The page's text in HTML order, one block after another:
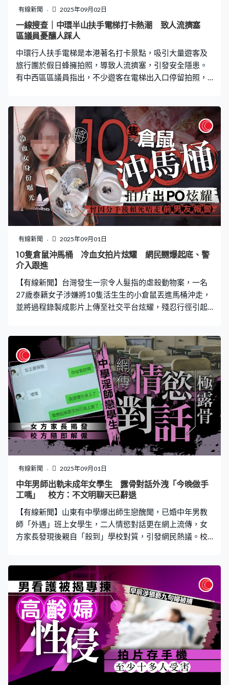
麼，雖然動作不太標準，但當你看到有人這樣，你必須立
即上前幫忙」、「為什麼你們在做這樣的事情時不呼
吸」。 有人反而關注身後的白人女子，目擊事件後卻未有
狂！她
有線新聞 2025年09月02日
一線搜查｜中環半山扶手電梯打卡熱潮 致人流擠塞
區議員憂釀人踩人
中環行人扶手電梯是本港著名打卡景點，吸引大量遊客及
旅行團於假日蜂擁拍照，導致人流擠塞，引發安全隱患。
有中西區區議員指出，不少遊客在電梯出入口停留拍照，
議員反映廣播成效有限，呼籲優化指示及增設普通話廣播
以提升安全。 打卡熱潮致電梯擁擠 市民反映兩極 中環行
人扶手電梯因其電影場景及明星效應，近年在內地社交平
台小紅書被熱烈推介，甚至形容是香港必去打卡的項目，
吸引大量遊客專程前來拍照留念。市民任先生表示：「有
時有啲旅行團會比較多，就會一堆人企喺度影相，即係一
出扶手電梯就堆晒喺度。」不過，另一名市民則認為假日
情況尚可接受，「星期六、日唔算太大問題，唔算擠
迫。」 《一線搜查》記者實地觀察，發現電梯近大館的出
入口為熱門拍照點，不少遊客聚集打卡，甚至有人攜同腳
架拍團體照，導致人流停滯。有旅客指出：「這裡有些擁
擠，可能會造成一些危險，因為在這些路口，人們可能會
在這裡停留並拍照，這可能會對其他人造成傷害。」 區議
訴，指遊客聚集拍照不僅影響電梯運作，亦增加意外風
有線新聞 2025年09月01日
10隻倉鼠沖馬桶 冷血女拍片炫耀 網民嬲爆起底、警
介入跟進
【有線新聞】台灣發生一宗令人髮指的虐殺動物案，一名
27歲泰籍女子涉嫌將10隻活生生的小倉鼠丟進馬桶沖走，
並將過程錄製成影片上傳至社交平台炫耀，殘忍行徑引起
保處已介入，並將依法函送地檢署偵辦。 虐鼠過程曝光
冷血女拍片出PO炫耀 涉事的女子日前在其社交平台IG上傳
影片，可見她將10隻活生生的小倉鼠分批倒進馬桶，無視
牠們在水中掙扎，狠心按下沖水鍵，十隻小生命先後被水
流沖走。最令人髮指的是，女子對自己虐殺行為並無絲毫
內疚，反而發文炫耀。 有網民不值其行徑，將影片轉發至
Threads，並指看到這些限動畫面真的非常痛心，已經通報
動保協會跟進。網民又提供線索指出涉事女子為泰籍人
士，疑似在台中從事八大行業，呼籲網民協助尋出兇手。
消息傳開後，網民群情激憤，紛紛留言譴責：「這種人真
的會遭報應」、「她是不是有病？我要哭，牠還在掙扎就
被沖下去了」、「有養倉鼠的真的看不下去！」 事件曝光
後，涉事女子已關閉IG帳號，網友轉而找到她的抖音帳
把自己沖下去？」 警方介
有線新聞 2025年09月01日
中年男師出軌未成年女學生 露骨對話外洩「今晚做手
工嗎」 校方：不文明聊天已辭退
【有線新聞】山東有中學爆出師生戀醜聞，已婚中年男教
師「外遇」班上女學生，二人情慾對話更在網上流傳，女
方家長發現後親自「殺到」學校對質，引發網民熱議。校
第二中學劉姓男教師疑似出軌17歲女生，網上流傳兩人微
信對話含有大量性暗示及露骨表述，亦揭露兩人多次發生
性關係，甚至在聊天中回味「激情時刻」。女方曾問男方
「是不是提前洗了？」，男教師則反問「會不會太大
了？」、「今晚要做手工嗎？」、「我想起來那天你坐我
上面了」等等。 對話更可見女學生因「吃醋」男教師跟其
他女同學聊天，抱怨稱「寶寶左邊聊一個，右邊聊一個……
應該不缺我這一個」，而男教師卻似乎樂在其中，輕浮地
回覆：「再叫寶寶，就把你正法了哈」、「你還啥都不